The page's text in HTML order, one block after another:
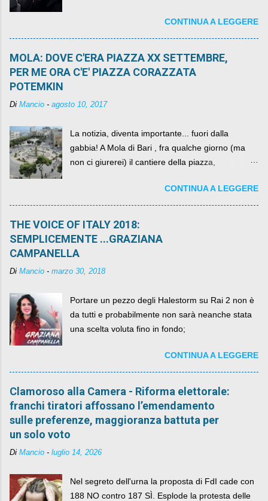
come definirlo... signor?....CONTINUA A LEGGERE
MOLA: DOVE C'ERA PIAZZA XX SETTEMBRE,
PER ME ORA C'E' PIAZZA CORAZZATA
POTEMKIN
Di Mancio - agosto 10, 2017
La notizia, diventa importante... fuori dalla
gabbia! A Mola di Bari , fra qualche giorno (ma
non ci giurerei) il cantiere della piazza,
per un numero esorbitante di mesi, non ci sarà
più. C'era una volta Piazza XX Settembre ,
CONTINUA A LEGGERE
THE VOICE OF ITALY 2018:
SEMPLICEMENTE ...GRAZIANA
CAMPANELLA
Di Mancio - marzo 30, 2018
Portare un pezzo degli Halestorm su Rai 2 non è
da tutti e probabilmente non sarà neanche stata
una scelta voluta fino in fondo;
CONTINUA A LEGGERE
Clamoroso alla Camera - Riforma elettorale:
franchi tiratori affossano l’emendamento
sulle preferenze, maggioranza battuta per
un solo voto
Di Mancio - luglio 14, 2026
Nel segreto dell'urna la proposta di FdI cade con
188 NO contro 187 SÌ. Esplode la protesta delle